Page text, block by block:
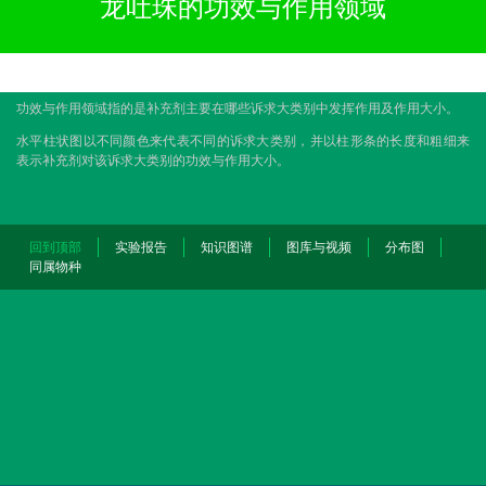
龙吐珠的功效与作用领域
功效与作用领域指的是补充剂主要在哪些诉求大类别中发挥作用及作用大小。
水平柱状图以不同颜色来代表不同的诉求大类别，并以柱形条的长度和粗细来
表示补充剂对该诉求大类别的功效与作用大小。
回到顶部 实验报告 知识图谱 图库与视频
分布图
同属物种